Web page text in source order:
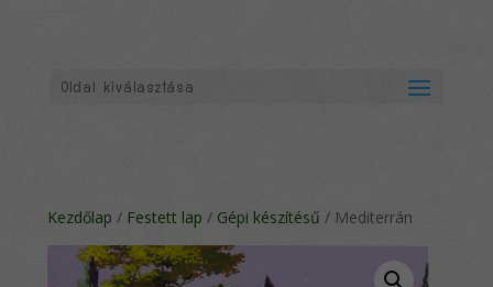
Oldal kiválasztása
Kezdőlap / Festett lap / Gépi készítésű / Mediterrán